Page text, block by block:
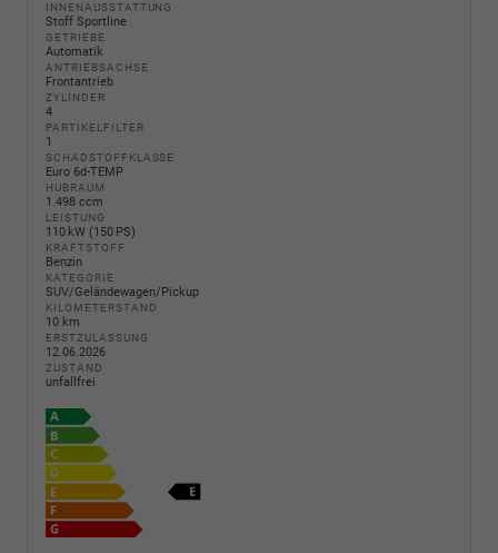
INNENAUSSTATTUNG
Stoff Sportline
GETRIEBE
Automatik
ANTRIEBSACHSE
Frontantrieb
ZYLINDER
4
PARTIKELFILTER
1
SCHADSTOFFKLASSE
Euro 6d-TEMP
HUBRAUM
1.498 ccm
LEISTUNG
110 kW (150 PS)
KRAFTSTOFF
Benzin
KATEGORIE
SUV/Geländewagen/Pickup
KILOMETERSTAND
10 km
ERSTZULASSUNG
12.06.2026
ZUSTAND
unfallfrei